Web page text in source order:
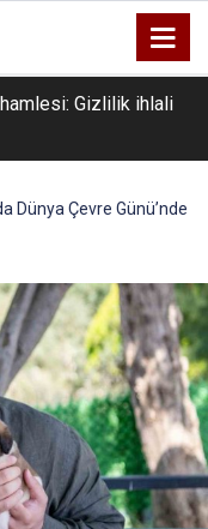
Gizlilik ihlali
Dünya Çevre Günü’nde